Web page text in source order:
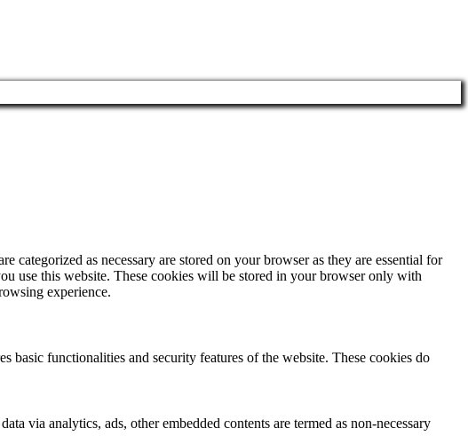
as necessary are stored on your browser as they are essential for
use this website. These cookies will be stored in your browser only with
experience.
basic functionalities and security features of the website. These cookies do
via analytics, ads, other embedded contents are termed as non-necessary